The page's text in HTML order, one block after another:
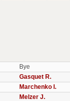
Bye
Gasquet R.
Marchenko I.
Melzer J.